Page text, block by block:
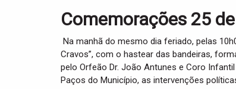
Comemorações 25 de
Na manhã do mesmo dia feriado, pelas
Cravos”, com o hastear das bandeiras,
pelo Orfeão Dr. João Antunes e Coro
Paços do Município, as intervenções